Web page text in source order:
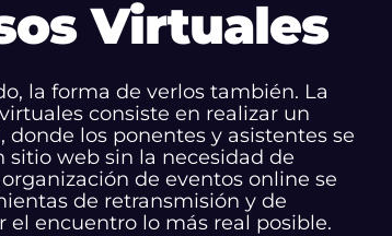
Virtuales
la forma de verlos también. La
consiste en realizar un
los ponentes y asistentes se
web sin la necesidad de
de eventos online se
de retransmisión y de
el encuentro lo más real posible.